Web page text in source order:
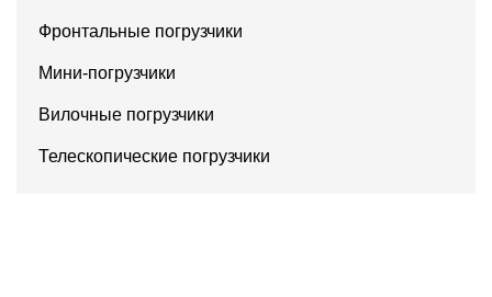
Фронтальные погрузчики
Мини-погрузчики
Вилочные погрузчики
Телескопические погрузчики